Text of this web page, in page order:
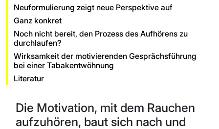
Neuformulierung zeigt neue Perspektive auf
Ganz konkret
Noch nicht bereit, den Prozess des Aufhörens zu
durchlaufen?
Wirksamkeit der motivierenden Gesprächsführung
bei einer Tabakentwöhnung
Literatur
Die Motivation, mit dem Rauchen
aufzuhören, baut sich nach und